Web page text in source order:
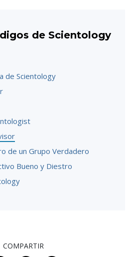
de Scientology
de Scientology
de un Grupo Verdadero
Bueno y Diestro
COMPARTIR